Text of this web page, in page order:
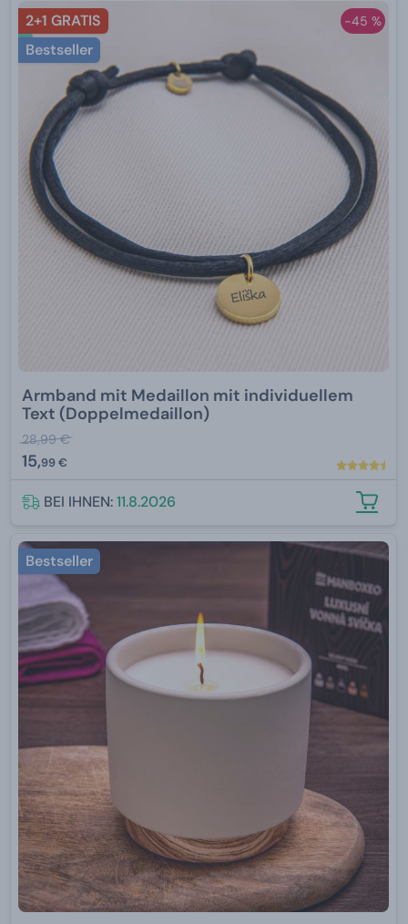
-45 %
2+1 GRATIS
Bestseller
Armband mit Medaillon mit individuellem
Text (Doppelmedaillon)
28,99 €
15,99 €
BEI IHNEN:11.8.2026
Bestseller